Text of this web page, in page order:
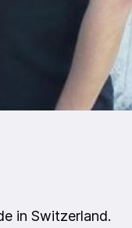
in Switzerland.